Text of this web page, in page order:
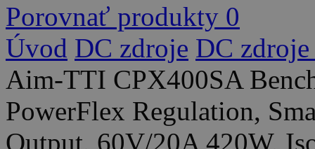
Porovnať produkty 0
Úvod DC zdroje DC
Aim-TTI CPX400SA
PowerFlex Regulation,
Output, 60V/20A 420W,